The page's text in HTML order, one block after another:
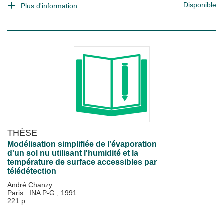
Plus d'information... Disponible
THÈSE
Modélisation simplifiée de l'évaporation
d'un sol nu utilisant l'humidité et la
température de surface accessibles par
télédétection
André Chanzy
Paris : INA P-G ; 1991
221 p.